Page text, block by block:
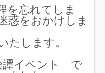
を忘れてしま
惑をおかけしま
たします。
譚イベント」で